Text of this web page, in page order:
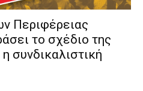
Περιφέρειας
το σχέδιο της
συνδικαλιστική